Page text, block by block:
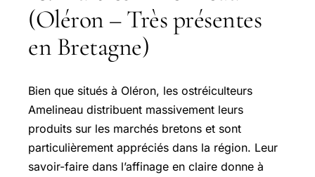
(Oléron – Très présentes
en Bretagne)
Bien que situés à Oléron, les ostréiculteurs
Amelineau distribuent massivement leurs
produits sur les marchés bretons et sont
particulièrement appréciés dans la région. Leur
savoir-faire dans l’affinage en claire donne à